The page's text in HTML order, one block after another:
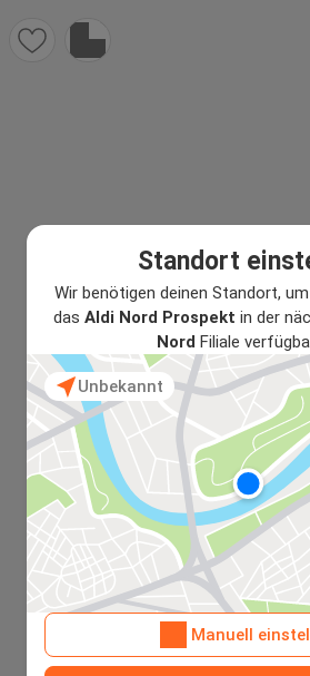
Standort
Wir benötigen deinen Standort,
das Aldi Nord Prospekt in der
Nord Filiale
Unbekannt
Manuell